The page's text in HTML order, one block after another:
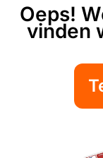
Oeps!
vinden